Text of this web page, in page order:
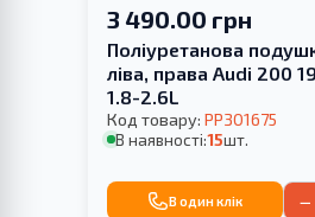
3 490.00 грн
Поліуретанова
ліва, права Audi 200
1.8-2.6L
Код товару: PP301675
В наявності:15шт.
В один клік −